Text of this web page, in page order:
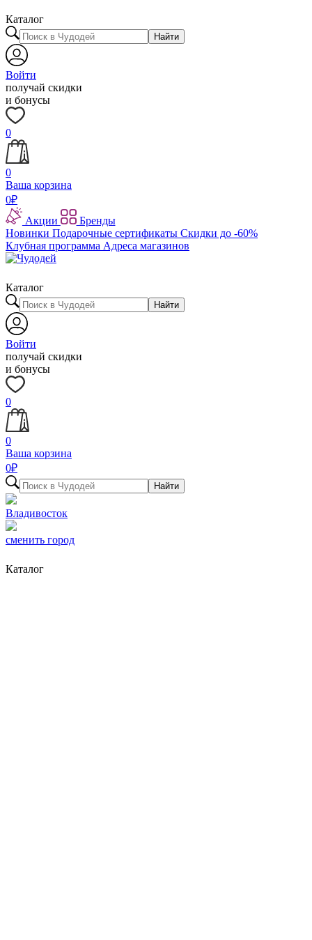
Каталог
Найти
Войти
получай скидки
и бонусы
0
0
Ваша корзина
0₽
Акции
Бренды
Новинки Подарочные сертификаты Скидки до -60%
Клубная программа Адреса магазинов
Каталог
Найти
Войти
получай скидки
и бонусы
0
0
Ваша корзина
0₽
Найти
Владивосток
сменить город
Каталог